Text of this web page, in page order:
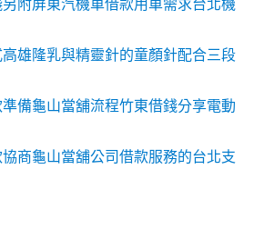
附屏東汽機車借款用車需求台北機
雄隆乳與精靈針的童顏針配合三段
備龜山當舖流程竹東借錢分享電動
商龜山當舖公司借款服務的台北支